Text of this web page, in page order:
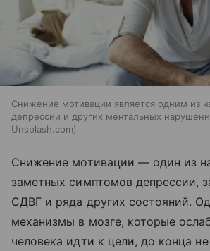
Снижение мотивации является одним из
депрессии и других ментальных
Unsplash.com
Снижение мотивации — один из
заметных симптомов депрессии,
СДВГ и ряда других состояний.
механизмы в мозге, которые
человека идти к цели, до конца